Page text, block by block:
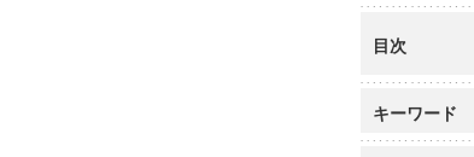
目次
キーワード